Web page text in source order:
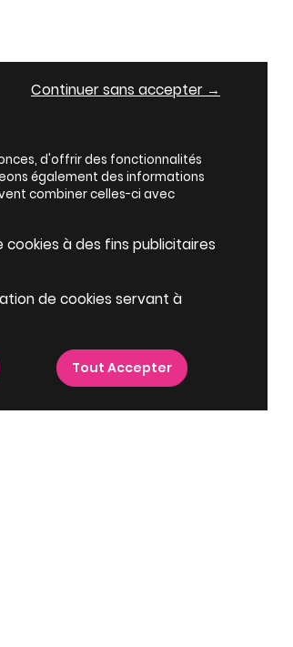
Continuer sans accepter →
d'offrir des fonctionnalités
également des informations
combiner celles-ci avec
cookies à des fins publicitaires
de cookies servant à
Tout Accepter